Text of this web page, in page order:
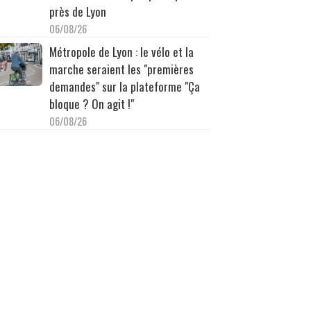
près de Lyon
06/08/26
Métropole de Lyon : le vélo et la
marche seraient les "premières
demandes" sur la plateforme "Ça
bloque ? On agit !"
06/08/26